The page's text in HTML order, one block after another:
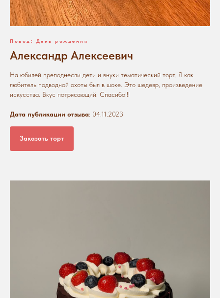
Повод: День рождения
Александр Алексеевич
На юбилей преподнесли дети и внуки тематический торт. Я как
любитель подводной охоты был в шоке. Это шедевр, произведение
искусства. Вкус потрясающий. Спасибо!!!
Дата публикации отзыва: 04.11.2023
Заказать торт